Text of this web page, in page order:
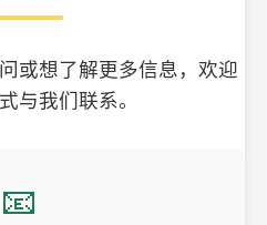
或想了解更多信息，欢迎
与我们联系。
📧